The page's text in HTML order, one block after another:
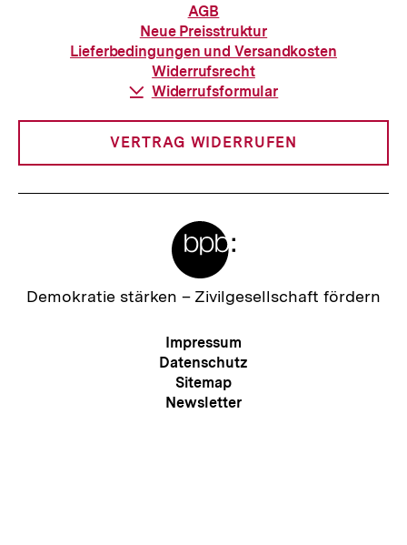
Informationen
zur
Bestellung
AGB
Neue Preisstruktur
Lieferbedingungen und Versandkosten
Widerrufsrecht
Download-
Widerrufsformular
VERTRAG WIDERRUFEN
Zur
Demokratie stärken – Zivilgesellschaft fördern
Meta-
Navigation
Impressum
Datenschutz
Sitemap
Newsletter